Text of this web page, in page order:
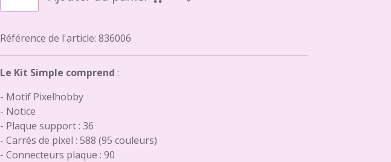
Référence de l'article: 836006
Le Kit Simple comprend :
- Motif Pixelhobby
- Notice
- Plaque support : 36
- Carrés de pixel : 588 (95 couleurs)
- Connecteurs plaque : 90